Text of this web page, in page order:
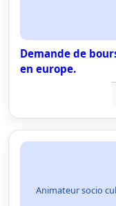
Demande de
en europe.
Animateur socio